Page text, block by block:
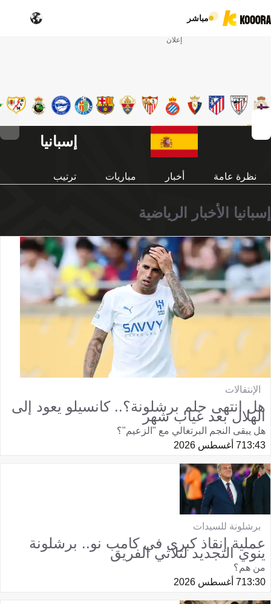
مباشر
إعلان
إسبانيا
نظرة عامة أخبار مباريات ترتيب
إسبانيا الأخبار الرياضية
الإنتقالات
هل انتهى حلم برشلونة؟.. كانسيلو يعود إلى
الهلال بعد غياب شهر
هل يبقى النجم البرتغالي مع "الزعيم"؟
13:437 أغسطس 2026
برشلونة للسيدات
عملية إنقاذ كبرى في كامب نو.. برشلونة
ينوي التجديد لثلاثي الفريق
من هم؟
13:307 أغسطس 2026